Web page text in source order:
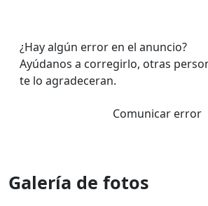
¿Hay algún error en el anuncio?
Ayúdanos a corregirlo, otras
te lo agradeceran.
Comunicar error
Galería de fotos